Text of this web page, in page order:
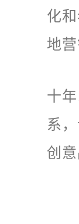
化
地
十
系
创